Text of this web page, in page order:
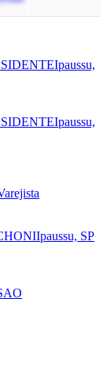
Ipaussu,
Ipaussu,
Ipaussu, SP